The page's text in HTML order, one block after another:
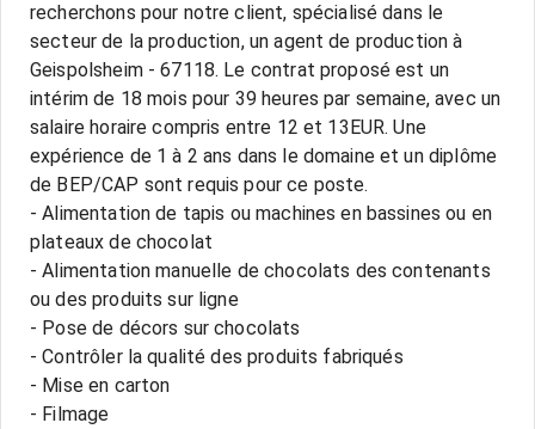
recherchons pour notre client, spécialisé dans le
secteur de la production, un agent de production à
Geispolsheim - 67118. Le contrat proposé est un
intérim de 18 mois pour 39 heures par semaine, avec un
salaire horaire compris entre 12 et 13EUR. Une
expérience de 1 à 2 ans dans le domaine et un diplôme
de BEP/CAP sont requis pour ce poste.
- Alimentation de tapis ou machines en bassines ou en
plateaux de chocolat
- Alimentation manuelle de chocolats des contenants
ou des produits sur ligne
- Pose de décors sur chocolats
- Contrôler la qualité des produits fabriqués
- Mise en carton
- Filmage